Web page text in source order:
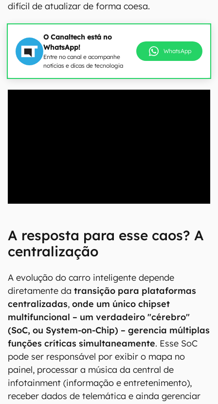
difícil de atualizar de forma coesa.
O Canaltech está no
WhatsApp!
Entre no canal e acompanhe
notícias e dicas de tecnologia
WhatsApp
A resposta para esse caos? A
centralização
A evolução do carro inteligente depende
diretamente da transição para plataformas
centralizadas, onde um único chipset
multifuncional – um verdadeiro "cérebro"
(SoC, ou System-on-Chip) – gerencia múltiplas
funções críticas simultaneamente. Esse SoC
pode ser responsável por exibir o mapa no
painel, processar a música da central de
infotainment (informação e entretenimento),
receber dados de telemática e ainda gerenciar